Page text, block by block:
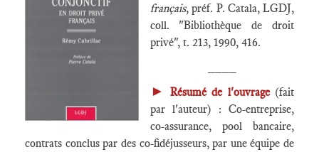
français, préf. P. Catala, LGDJ,
coll. "Bibliothèque de droit
privé", t. 213, 1990, 416.
► Résumé de l'ouvrage(fait
par l'auteur) : Co-entreprise,
co-assurance, pool bancaire,
contrats conclus par des co-fidéjusseurs, par une équipe de